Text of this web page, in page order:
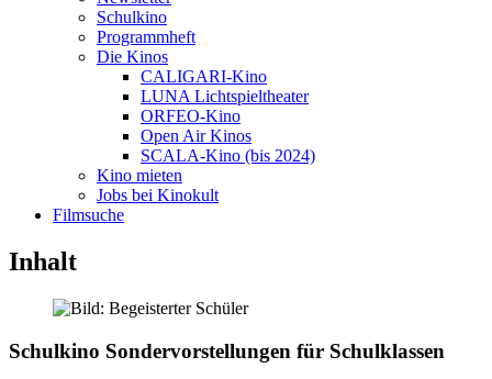
Schulkino
Programmheft
Die Kinos
CALIGARI-Kino
LUNA Lichtspieltheater
ORFEO-Kino
Open Air Kinos
SCALA-Kino (bis 2024)
Kino mieten
Jobs bei Kinokult
Filmsuche
Inhalt
Schulkino Sondervorstellungen für Schulklassen